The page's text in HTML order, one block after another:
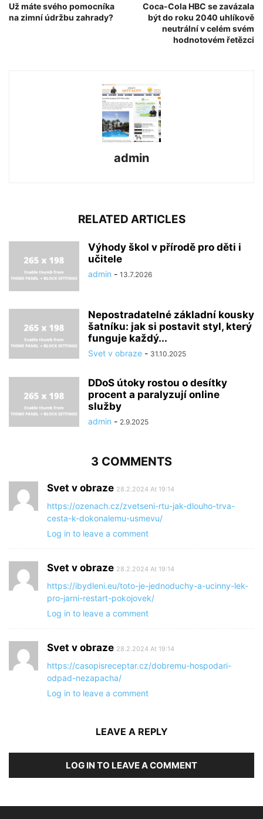
Už máte svého pomocníka
na zimní údržbu zahrady?
Coca-Cola HBC se zavázala
být do roku 2040 uhlíkově
neutrální v celém svém
hodnotovém řetězci
admin
RELATED ARTICLES
Výhody škol v přírodě pro děti i
učitele
admin - 13.7.2026
Nepostradatelné základní kousky
šatníku: jak si postavit styl, který
funguje každý...
Svet v obraze - 31.10.2025
DDoS útoky rostou o desítky
procent a paralyzují online
služby
admin - 2.9.2025
3 COMMENTS
Svet v obraze 28.2.2024 At 19:14
https://ozenach.cz/zvetseni-rtu-jak-dlouho-trva-
cesta-k-dokonalemu-usmevu/
Log in to leave a comment
Svet v obraze 28.2.2024 At 19:14
https://ibydleni.eu/toto-je-jednoduchy-a-ucinny-lek-
pro-jarni-restart-pokojovek/
Log in to leave a comment
Svet v obraze 28.2.2024 At 19:14
https://casopisreceptar.cz/dobremu-hospodari-
odpad-nezapacha/
Log in to leave a comment
LEAVE A REPLY
LOG IN TO LEAVE A COMMENT